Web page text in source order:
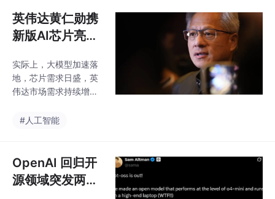
面提升量子神经网络的
表达能力与稳定性。
强化学习智能体对各层
级模块进行分层探索、
组合优化，逐步构建出
码电路。另一方面，随
着量子比特规模的拓展
与任务复杂度的提升，
指数级扩张，传统启发
最优解，同时大量冗余
的电路评估会消耗宝贵
英伟达黄仁勋携
新版AI芯片亮相
美全息全力加速
开拓AI应用前
实际上，大模型加速落
地，芯片需求日盛，英
伟达市场需求持续增
示，AI的下一波浪潮将
能够理解物理世界。在
未来十年中，工厂将由
软件和AI驱动，协调人
#人工智能
OpenAI 回归开
源领域突发两大